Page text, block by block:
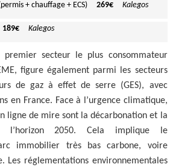
+ chauffage + ECS) 269€ Kalegos
189€ Kalegos
secteur le plus consommateur
figure également parmi les secteurs
de gaz à effet de serre (GES), avec
en France. Face à l’urgence climatique,
ligne de mire sont la décarbonation et la
l’horizon 2050. Cela implique le
immobilier très bas carbone, voire
Les réglementations environnementales